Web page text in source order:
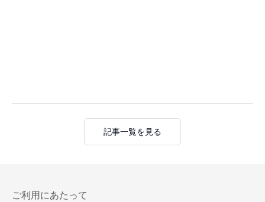
記事一覧を見る
ご利用にあたって